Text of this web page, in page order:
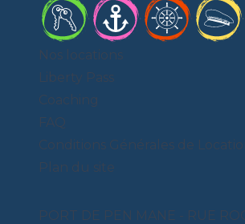
Nos locations
Liberty Pass
Coaching
FAQ
Conditions Générales de
Plan du site
PORT DE PEN MANE - RUE